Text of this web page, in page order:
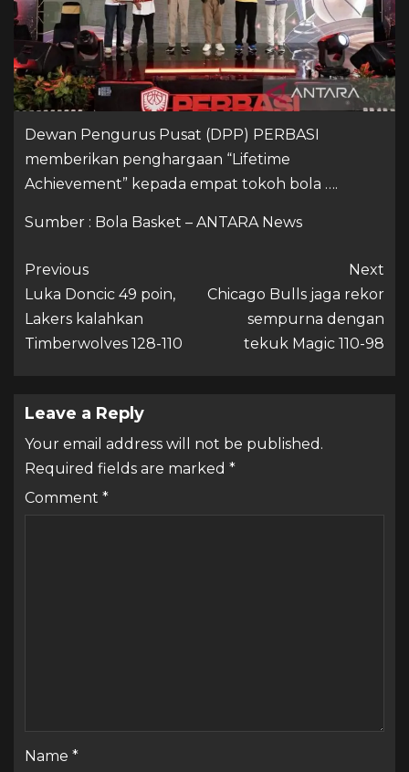
Dewan Pengurus Pusat (DPP) PERBASI
memberikan penghargaan “Lifetime
Achievement” kepada empat tokoh bola ….
Sumber : Bola Basket – ANTARA News
Previous
Luka Doncic 49 poin,
Lakers kalahkan
Timberwolves 128-110
Next
Chicago Bulls jaga rekor
sempurna dengan
tekuk Magic 110-98
Leave a Reply
Your email address will not be published.
Required fields are marked *
Comment *
Name *